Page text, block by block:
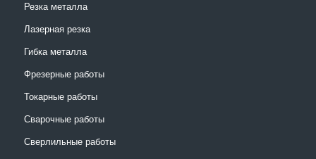
Резка металла
Лазерная резка
Гибка металла
Фрезерные работы
Токарные работы
Сварочные работы
Сверлильные работы